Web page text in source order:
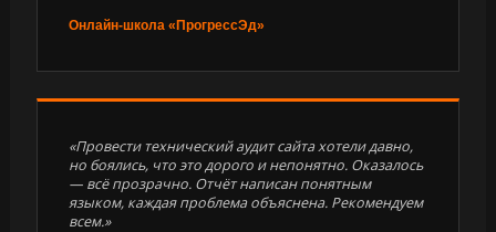
Онлайн-школа «ПрогрессЭд»
«Провести технический аудит сайта хотели давно,
но боялись, что это дорого и непонятно. Оказалось
— всё прозрачно. Отчёт написан понятным
языком, каждая проблема объяснена. Рекомендуем
всем.»